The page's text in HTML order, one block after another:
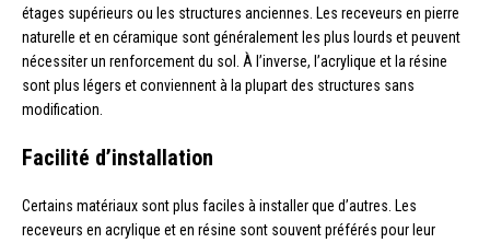
étages supérieurs ou les structures anciennes. Les receveurs en pierre
naturelle et en céramique sont généralement les plus lourds et peuvent
nécessiter un renforcement du sol. À l’inverse, l’acrylique et la résine
sont plus légers et conviennent à la plupart des structures sans
modification.
Facilité d’installation
Certains matériaux sont plus faciles à installer que d’autres. Les
receveurs en acrylique et en résine sont souvent préférés pour leur